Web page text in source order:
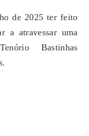
de 2025 ter feito
a atravessar uma
Bastinhas